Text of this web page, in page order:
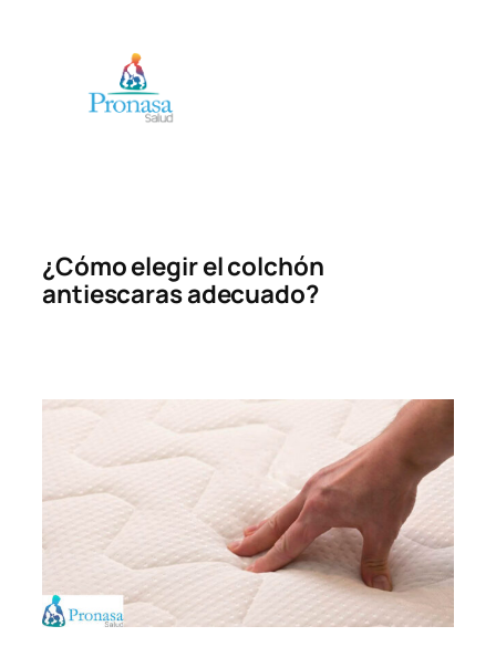
¿Cómo elegir el colchón
antiescaras adecuado?